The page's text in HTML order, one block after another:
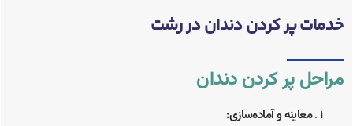
خدمات پر کردن دندان در رشت
مراحل پر کردن دندان
معاینه و آماده‌سازی: